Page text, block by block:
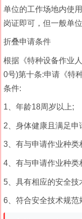
单位的工作场地内使
岗证即可，但一般单
折叠申请条件
根据《特种设备作业
0号)第十条:申请《特
条件:
1、年龄18周岁以上;
2、身体健康且满足
3、有与申请作业种类
4、有与申请作业种类
5、具有相应的安全
6、符合安全技术规范